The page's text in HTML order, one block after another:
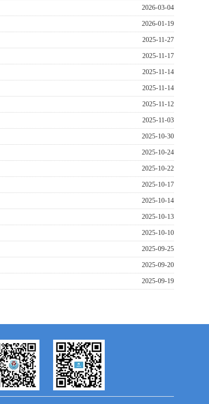
2026-03-04
2026-01-19
2025-11-27
2025-11-17
2025-11-14
2025-11-14
2025-11-12
2025-11-03
2025-10-30
2025-10-24
2025-10-22
2025-10-17
2025-10-14
2025-10-13
2025-10-10
2025-09-25
2025-09-20
2025-09-19